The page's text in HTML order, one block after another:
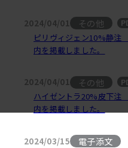
2024/04/01 その他
ピリヴィジェン10%静
内を掲載しました。
2024/04/01 その他
ハイゼントラ20%皮下注
内を掲載しました。
2024/03/15 電子添文